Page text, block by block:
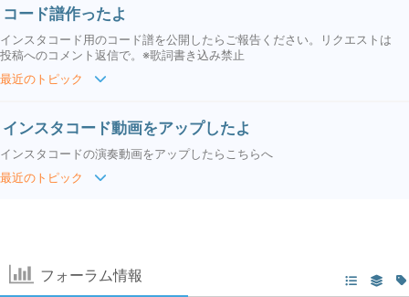
コード譜作ったよ
インスタコード用のコード譜を公開したらご報告ください。リクエストは
投稿へのコメント返信で。※歌詞書き込み禁止
最近のトピック
インスタコード動画をアップしたよ
インスタコードの演奏動画をアップしたらこちらへ
最近のトピック
フォーラム情報